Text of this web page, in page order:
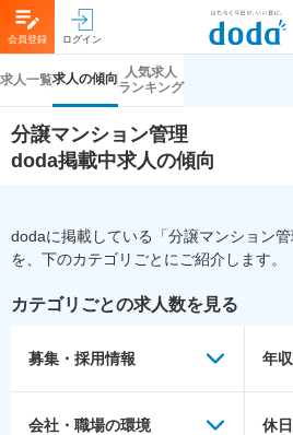
会員登録 ログイン
求人一覧求人の傾向 人気求人
ランキング
分譲マンション管理
doda掲載中求人の傾向
dodaに掲載している「分譲マンション管
を、下のカテゴリごとにご紹介します。
カテゴリごとの求人数を見る
募集・採用情報 年収
会社・職場の環境 休